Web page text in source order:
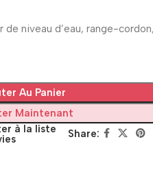
niveau d’eau, range-cordon,
Au Panier
Maintenant
à la liste
Share: